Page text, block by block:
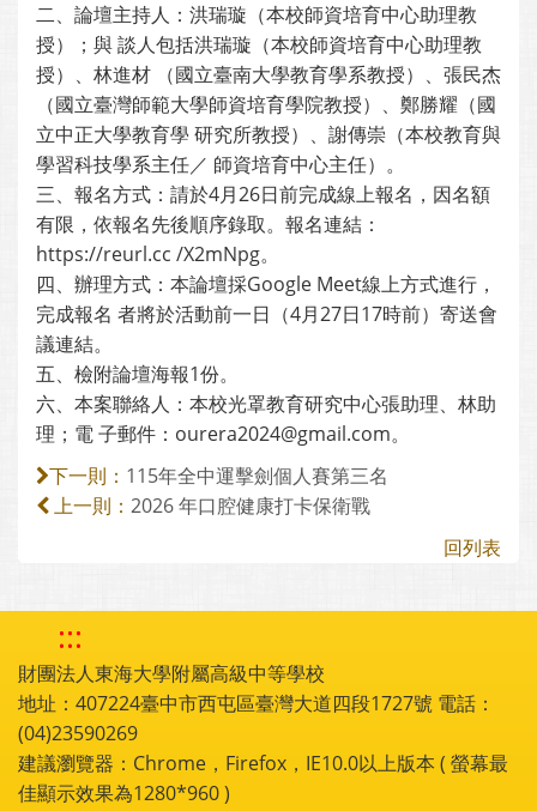
二、論壇主持人：洪瑞璇（本校師資培育中心助理教
授）；與 談人包括洪瑞璇（本校師資培育中心助理教
授）、林進材 （國立臺南大學教育學系教授）、張民杰
（國立臺灣師範大學師資培育學院教授）、鄭勝耀（國
立中正大學教育學 研究所教授）、謝傳崇（本校教育與
學習科技學系主任／ 師資培育中心主任）。
三、報名方式：請於4月26日前完成線上報名，因名額
有限，依報名先後順序錄取。報名連結：
https://reurl.cc /X2mNpg。
四、辦理方式：本論壇採Google Meet線上方式進行，
完成報名 者將於活動前一日（4月27日17時前）寄送會
議連結。
五、檢附論壇海報1份。
六、本案聯絡人：本校光罩教育研究中心張助理、林助
理；電 子郵件：ourera2024@gmail.com。
下一則： 115年全中運擊劍個人賽第三名
上一則： 2026 年口腔健康打卡保衛戰
回列表
:::
財團法人東海大學附屬高級中等學校
地址：407224臺中市西屯區臺灣大道四段1727號 電話：
(04)23590269
建議瀏覽器：Chrome，Firefox，IE10.0以上版本 ( 螢幕最
佳顯示效果為1280*960 )